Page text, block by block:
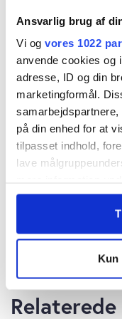
Ansvarlig brug af
Vi og vores 1022
anvende cookies og
adresse, ID og din
marketingformål.
på din enhed for at
tilpasset indhold,
lave
persondatapolitik.
tilbage eller ændre
"Cookiedeklaration",
Hvis du tillader det,
Indsamle
Kun